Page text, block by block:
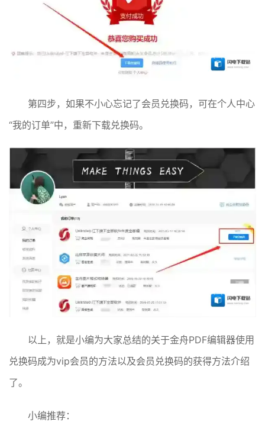
第四步，如果不小心忘记了会员兑换码，可在个人中心
“我的订单”中，重新下载兑换码。
以上，就是小编为大家总结的关于金舟PDF编辑器使用
兑换码成为vip会员的方法以及会员兑换码的获得方法介绍
了。
小编推荐：